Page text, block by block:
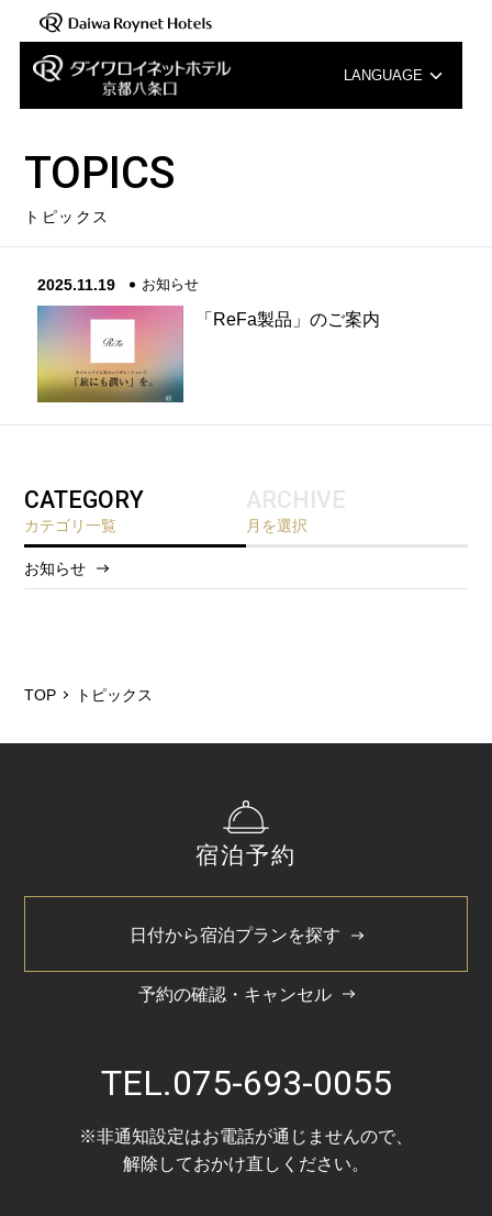
LANGUAGE
TOPICS
トピックス
2025.11.19 お知らせ
「ReFa製品」のご案内
CATEGORY
カテゴリ一覧
お知らせ
ARCHIVE
月を選択
2026/2
2024/11
TOP トピックス
宿泊予約
日付から宿泊プランを探す
予約の確認・キャンセル
TEL.075-693-0055
※非通知設定はお電話が通じませんので、
解除しておかけ直しください。